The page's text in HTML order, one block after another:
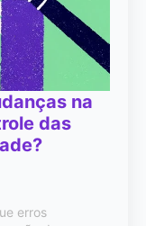
na
das
erros